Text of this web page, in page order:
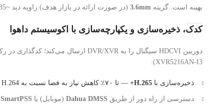
بهینه است. گزینه 3.6mm (در صورت ارائه در بازار هدف) زاویه دید ~85 درجه را با عمق میدان بیشتر ارائه می‌دهد که برای راهروها یا پارکینگ‌های بلند مناسب‌تر است.
کدک، ذخیره‌سازی و یکپارچه‌سازی با اکوسیستم داهوا
دوربین HDCVI سیگنال را به DVR/XVR ارسال می‌کند؛ کدگذاری در رکوردر انجام می‌شود نه در دوربین. با اتصال به
XVR5216AN-I3):
ذخیره‌سازی با H.265+ — تا ۷۰٪ کاهش نیاز به فضا نسبت به H.264
دسترسی از راه دور از طریق Dahua DMSS (موبایل) یا SmartPSS